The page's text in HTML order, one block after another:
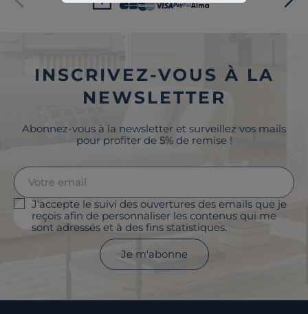
INSCRIVEZ-VOUS À LA
NEWSLETTER
Abonnez-vous à la newsletter et surveillez vos mails
pour profiter de 5% de remise !
J'accepte le suivi des ouvertures des emails que je
reçois afin de personnaliser les contenus qui me
sont adressés et à des fins statistiques.
Je m'abonne